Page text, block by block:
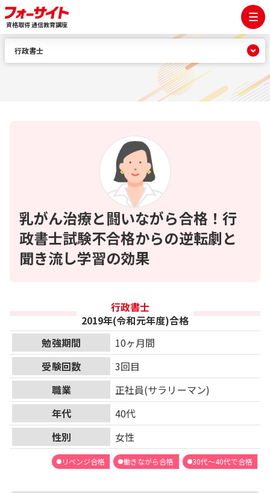
資格取得 通信教育講座
乳がん治療と闘いながら合格！行
政書士試験不合格からの逆転劇と
聞き流し学習の効果
行政書士
2019年(令和元年度)合格
勉強期間
10ヶ月間
受験回数
3回目
職業
正社員(サラリーマン)
年代
40代
性別
女性
リベンジ合格 働きながら合格 30代～40代で合格
行政書士